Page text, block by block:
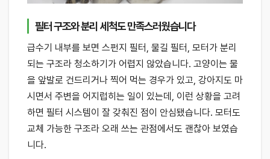
필터 구조와 분리 세척도 만족스러웠습니다
급수기 내부를 보면 스펀지 필터, 물길 필터, 모터가 분리
되는 구조라 청소하기가 어렵지 않았습니다. 고양이는 물
을 앞발로 건드리거나 찍어 먹는 경우가 있고, 강아지도 마
시면서 주변을 어지럽히는 일이 있는데, 이런 상황을 고려
하면 필터 시스템이 잘 갖춰진 점이 안심됐습니다. 모터도
교체 가능한 구조라 오래 쓰는 관점에서도 괜찮아 보였습
니다.